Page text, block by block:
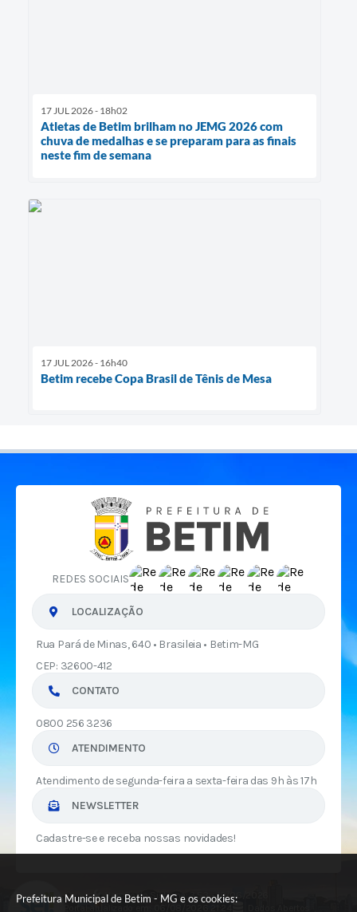
Prefeitura Municipal de Betim - MG e os cookies:
17 JUL 2026 - 18h02
Atletas de Betim brilham no JEMG 2026 com
chuva de medalhas e se preparam para as finais
neste fim de semana
17 JUL 2026 - 16h40
Betim recebe Copa Brasil de Tênis de Mesa
REDES SOCIAIS
LOCALIZAÇÃO
Rua Pará de Minas, 640 • Brasileia • Betim-MG
CEP: 32600-412
CONTATO
0800 256 3236
ATENDIMENTO
Atendimento de segunda-feira a sexta-feira das 9h às 17h
NEWSLETTER
Cadastre-se e receba nossas novidades!
Versão do Sistema:3.5.3 - 19/06/2026
Portal atualizado em: